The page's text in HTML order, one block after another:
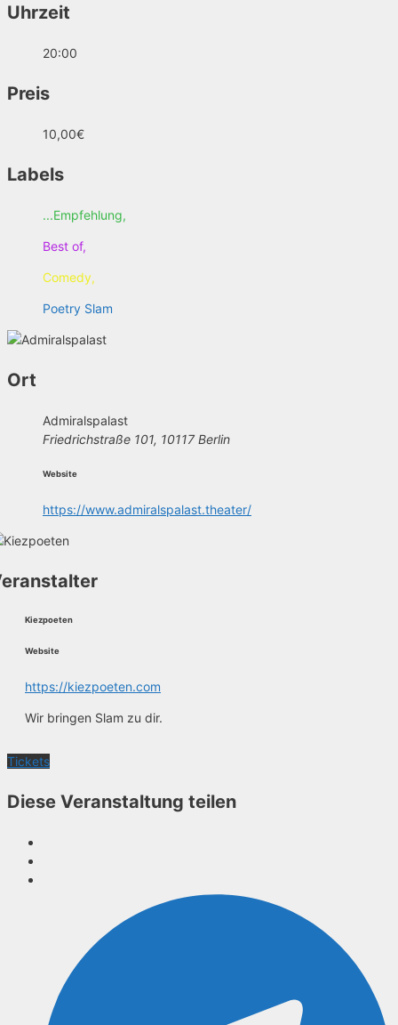
Uhrzeit
20:00
Preis
10,00€
Labels
...Empfehlung,
Best of,
Comedy,
Poetry Slam
Ort
Admiralspalast
Friedrichstraße 101, 10117 Berlin
Website
https://www.admiralspalast.theater/
Kiezpoeten
Website
https://kiezpoeten.com
Wir bringen Slam zu dir.
Tickets
Diese Veranstaltung teilen